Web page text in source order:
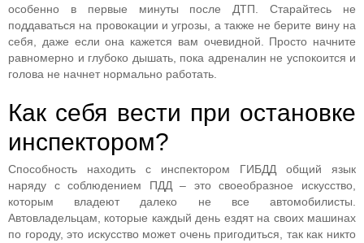
особенно в первые минуты после ДТП. Старайтесь не
поддаваться на провокации и угрозы, а также не берите вину на
себя, даже если она кажется вам очевидной. Просто начните
равномерно и глубоко дышать, пока адреналин не успокоится и
голова не начнет нормально работать.
Как себя вести при остановке
инспектором?
Способность находить с инспектором ГИБДД общий язык
наряду с соблюдением ПДД – это своеобразное искусство,
которым владеют далеко не все автомобилисты.
Автовладельцам, которые каждый день ездят на своих машинах
по городу, это искусство может очень пригодиться, так как никто